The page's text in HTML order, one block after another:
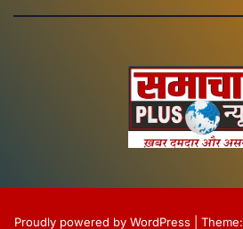
Proudly powered by WordPress Theme: